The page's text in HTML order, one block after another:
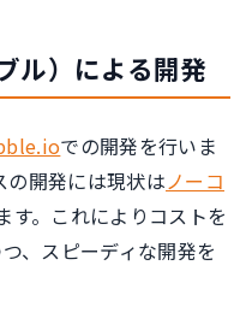
ル）による開発
での開発を行いま
の開発には現状はノーコ
す。これによりコストを
、スピーディな開発を